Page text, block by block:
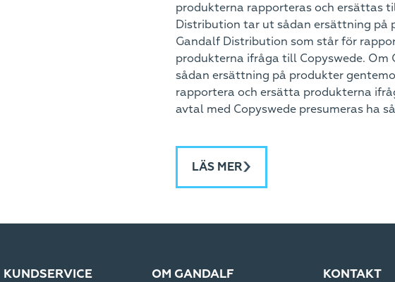
produkterna rapporteras och ersättas
Distribution tar ut sådan ersättning på
Gandalf Distribution som står för
produkterna ifråga till Copyswede.
sådan ersättning på produkter
rapportera och ersätta produkterna
avtal med Copyswede presumeras ha
LÄS MER
KUNDSERVICE OM GANDALF KONTAKT